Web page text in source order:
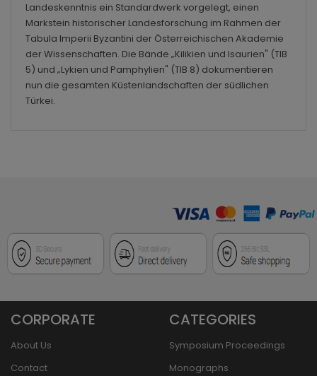
Landeskenntnis ein Standardwerk vorgelegt, einen
Markstein historischer Landesforschung im Rahmen der
Tabula Imperii Byzantini der Österreichischen Akademie
der Wissenschaften. Die Bände „Kilikien und Isaurien" (TIB
5) und „Lykien und Pamphylien" (TIB 8) dokumentieren
nun die gesamten Küstenlandschaften der südlichen
Türkei.
CORPORATE
About Us
Contact
CATEGORIES
Symposium Proceedings
Monographs